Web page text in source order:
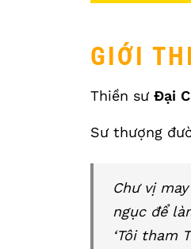
GIỚI
Thiền sư Đại
Sư thượng
Chư vị
ngục để
‘Tôi tham